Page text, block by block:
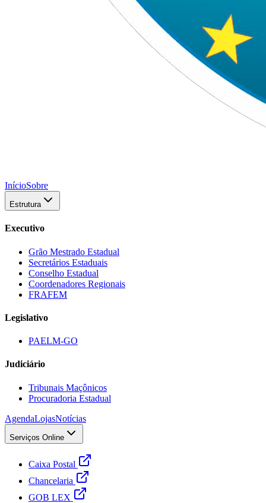
InícioSobre
Estrutura
Executivo
Grão Mestrado Estadual
Secretários Estaduais
Conselho Estadual
Coordenadores Regionais
FRAFEM
Legislativo
PAELM-GO
Judiciário
Tribunais Maçônicos
Procuradoria Estadual
AgendaLojasNotícias
Serviços Online
Caixa Postal
Chancelaria
GOB LEX